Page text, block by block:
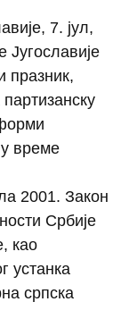
7. јул,
Југославије
празник,
време
2001. Закон
Србије
као
устанка
српска